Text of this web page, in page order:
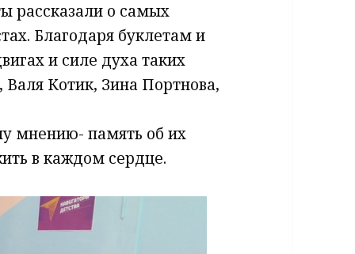
рассказали о самых
Благодаря буклетам и
и силе духа таких
Котик, Зина Портнова,
мнению- память об их
в каждом сердце.